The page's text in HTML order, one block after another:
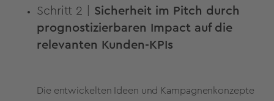
Schritt 2 |
Sicherheit im Pitch durch
prognostizierbaren Impact auf die
relevanten Kunden-KPIs
Die entwickelten Ideen und Kampagnenkonzepte